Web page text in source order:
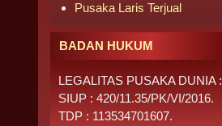
Pusaka Laris Terjual
BADAN HUKUM
LEGALITAS PUSAKA DUNIA :
SIUP : 420/11.35/PK/VI/2016.
TDP : 113534701607.